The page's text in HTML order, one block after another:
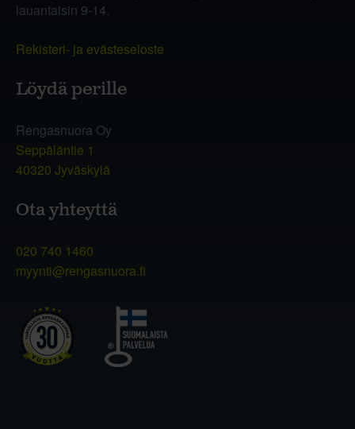
lauantaisin 9-14.
Rekisteri- ja evästeseloste
Löydä perille
Rengasnuora Oy
Seppäläntie 1
40320 Jyväskylä
Ota yhteyttä
020 740 1460
myynti@rengasnuora.fi